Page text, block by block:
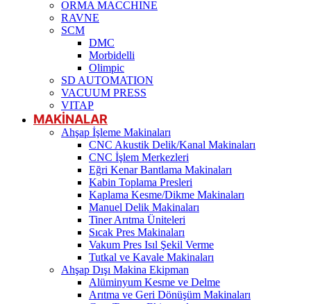
ORMA MACCHINE
RAVNE
SCM
DMC
Morbidelli
Olimpic
SD AUTOMATION
VACUUM PRESS
VITAP
MAKİNALAR
Ahşap İşleme Makinaları
CNC Akustik Delik/Kanal Makinaları
CNC İşlem Merkezleri
Eğri Kenar Bantlama Makinaları
Kabin Toplama Presleri
Kaplama Kesme/Dikme Makinaları
Manuel Delik Makinaları
Tiner Arıtma Üniteleri
Sıcak Pres Makinaları
Vakum Pres Isıl Şekil Verme
Tutkal ve Kavale Makinaları
Ahşap Dışı Makina Ekipman
Alüminyum Kesme ve Delme
Arıtma ve Geri Dönüşüm Makinaları